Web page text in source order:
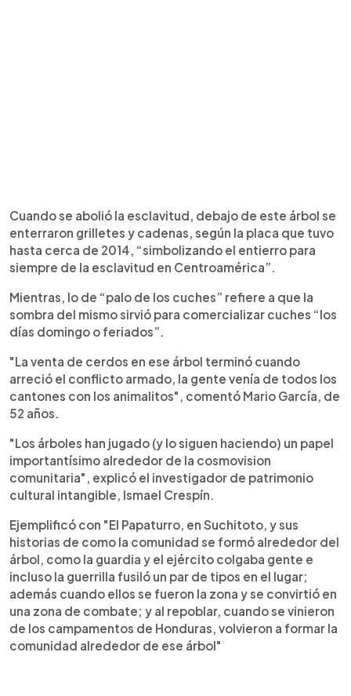
Cuando se abolió la esclavitud, debajo de este árbol se
enterraron grilletes y cadenas, según la placa que tuvo
hasta cerca de 2014, “simbolizando el entierro para
siempre de la esclavitud en Centroamérica”.
Mientras, lo de “palo de los cuches” refiere a que la
sombra del mismo sirvió para comercializar cuches “los
días domingo o feriados”.
"La venta de cerdos en ese árbol terminó cuando
arreció el conflicto armado, la gente venía de todos los
cantones con los animalitos", comentó Mario García, de
52 años.
"Los árboles han jugado (y lo siguen haciendo) un papel
importantísimo alrededor de la cosmovision
comunitaria", explicó el investigador de patrimonio
cultural intangible, Ismael Crespín.
Ejemplificó con "El Papaturro, en Suchitoto, y sus
historias de como la comunidad se formó alrededor del
árbol, como la guardia y el ejército colgaba gente e
incluso la guerrilla fusiló un par de tipos en el lugar;
además cuando ellos se fueron la zona y se convirtió en
una zona de combate; y al repoblar, cuando se vinieron
de los campamentos de Honduras, volvieron a formar la
comunidad alrededor de ese árbol"